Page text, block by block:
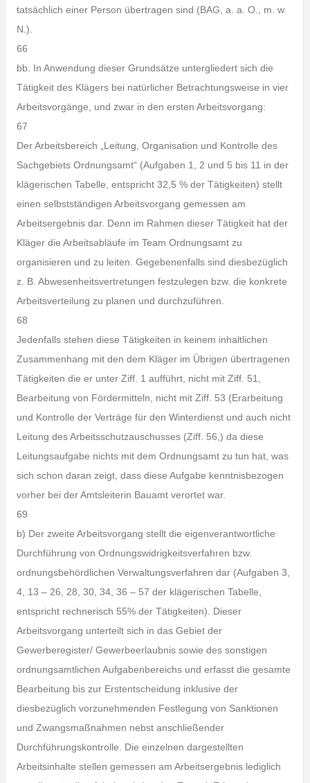
tatsächlich einer Person übertragen sind (BAG, a. a. O., m. w.
N.).
66
bb. In Anwendung dieser Grundsätze untergliedert sich die
Tätigkeit des Klägers bei natürlicher Betrachtungsweise in vier
Arbeitsvorgänge, und zwar in den ersten Arbeitsvorgang:
67
Der Arbeitsbereich „Leitung, Organisation und Kontrolle des
Sachgebiets Ordnungsamt“ (Aufgaben 1, 2 und 5 bis 11 in der
klägerischen Tabelle, entspricht 32,5 % der Tätigkeiten) stellt
einen selbstständigen Arbeitsvorgang gemessen am
Arbeitsergebnis dar. Denn im Rahmen dieser Tätigkeit hat der
Kläger die Arbeitsabläufe im Team Ordnungsamt zu
organisieren und zu leiten. Gegebenenfalls sind diesbezüglich
z. B. Abwesenheitsvertretungen festzulegen bzw. die konkrete
Arbeitsverteilung zu planen und durchzuführen.
68
Jedenfalls stehen diese Tätigkeiten in keinem inhaltlichen
Zusammenhang mit den dem Kläger im Übrigen übertragenen
Tätigkeiten die er unter Ziff. 1 aufführt, nicht mit Ziff. 51,
Bearbeitung von Fördermitteln, nicht mit Ziff. 53 (Erarbeitung
und Kontrolle der Verträge für den Winterdienst und auch nicht
Leitung des Arbeitsschutzauschusses (Ziff. 56,) da diese
Leitungsaufgabe nichts mit dem Ordnungsamt zu tun hat, was
sich schon daran zeigt, dass diese Aufgabe kenntnisbezogen
vorher bei der Amtsleiterin Bauamt verortet war.
69
b) Der zweite Arbeitsvorgang stellt die eigenverantwortliche
Durchführung von Ordnungswidrigkeitsverfahren bzw.
ordnungsbehördlichen Verwaltungsverfahren dar (Aufgaben 3,
4, 13 – 26, 28, 30, 34, 36 – 57 der klägerischen Tabelle,
entspricht rechnerisch 55% der Tätigkeiten). Dieser
Arbeitsvorgang unterteilt sich in das Gebiet der
Gewerberegister/ Gewerbeerlaubnis sowie des sonstigen
ordnungsamtlichen Aufgabenbereichs und erfasst die gesamte
Bearbeitung bis zur Erstentscheidung inklusive der
diesbezüglich vorzunehmenden Festlegung von Sanktionen
und Zwangsmaßnahmen nebst anschließender
Durchführungskontrolle. Die einzelnen dargestellten
Arbeitsinhalte stellen gemessen am Arbeitsergebnis lediglich